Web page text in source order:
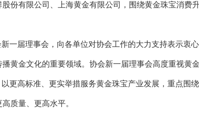
份有限公司、上海黄金有限公司，围绕黄金珠宝消费
一届理事会，向各单位对协会工作的大力支持表示衷
黄金文化的重要领域。协会新一届理事会高度重视黄
以更高标准、更实举措服务黄金珠宝产业发展，重点围
质量、更高水平。